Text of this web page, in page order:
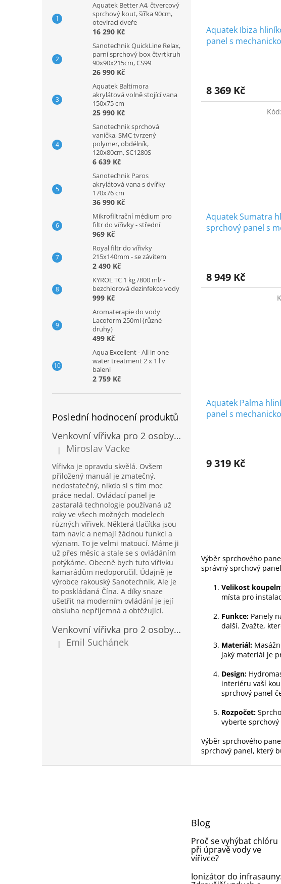
Aquatek Better A4, čtvercový
sprchový kout, šířka 90cm,
otevírací dveře
16 290 Kč
Sanotechnik QuickLine Relax,
parní sprchový box čtvrtkruh
90x90x215cm, CS99
26 990 Kč
Aquatek Baltimora
akrylátová volně stojící vana
150x75 cm
25 990 Kč
Sanotechnik sprchová
vanička, SMC tvrzený
polymer, obdélník,
120x80cm, SC1280S
6 639 Kč
Sanotechnik Paros
akrylátová vana s dvířky
170x76 cm
36 990 Kč
Mikrofiltrační médium pro
filtr do vířivky - střední
969 Kč
Royal filtr do vířivky
215x140mm - se závitem
2 490 Kč
KYROL TC 1 kg /800 ml/ -
bezchlorová dezinfekce vody
999 Kč
Aromaterapie do vody
Lacoform 250ml (různé
druhy)
499 Kč
Aqua Excellent - All in one
water treatment 2 x 1 l v
baleni
2 759 Kč
Poslední hodnocení produktů
Venkovní vířivka pro 2 osoby Sanotechnik Modena modrá 205x130cm
Hodnocení produktu je 3 z 5 hvězdiček.
| Miroslav Vacke
Vířivka je opravdu skvělá. Ovšem
přiložený manuál je zmatečný,
nedostatečný, nikdo si s tím moc
práce nedal. Ovládací panel je
zastaralá technologie používaná už
roky ve všech možných modelech
různých vířivek. Některá tlačítka jsou
tam navíc a nemají žádnou funkci a
význam. To je velmi matoucí. Máme ji
už přes měsíc a stale se s ovládáním
potýkáme. Obecně bych tuto vířivku
kamarádům nedoporučil. Údajně je
výrobce rakouský Sanotechnik. Ale je
to poskládaná Čína. A díky snaze
ušetřit na moderním ovládání je její
obsluha nepříjemná a obtěžující.
Venkovní vířivka pro 2 osoby Sanotechnik Modena modrá 205x130cm
Hodnocení produktu je 5 z 5 hvězdiček.
| Emil Suchánek
Aquatek Ibiza
panel s
8 369 Kč
Aquatek Sumatra
sprchový panel s
8 949 Kč
Kód:
Aquatek Palma
panel s
9 319 Kč
Výběr sprchového
správný sprchový
Velikost
místa pro
Funkce: Panely
další. Zvažte,
Materiál:
jaký materiál je
Design:
interiéru vaší
sprchový panel
Rozpočet:
vyberte
Výběr sprchového
sprchový panel, který
Blog
Proč se vyhýbat chlóru
při úpravě vody ve
vířivce?
Ionizátor do infrasauny: